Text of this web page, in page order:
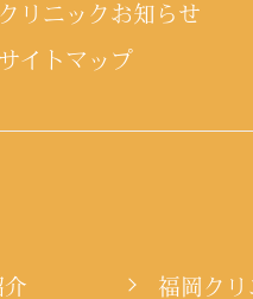
クリニックお知らせ
サイトマップ
福岡ク